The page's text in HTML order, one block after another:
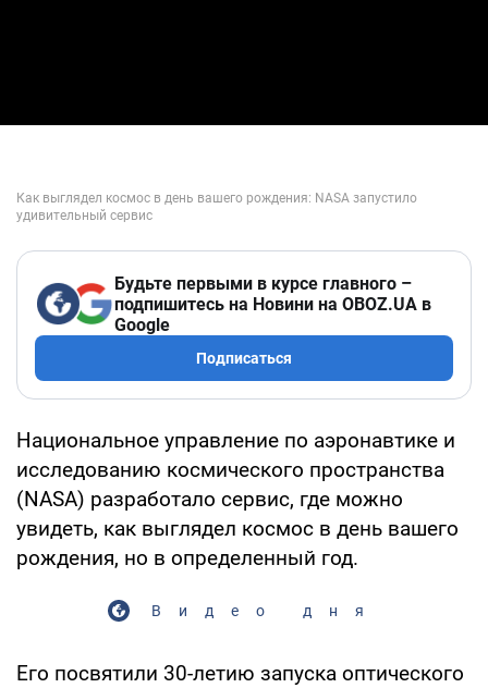
Будьте первыми в курсе главного –
подпишитесь на Новини на OBOZ.UA в
Google
Подписаться
Национальное управление по аэронавтике и
исследованию космического пространства
(NASA) разработало сервис, где можно
увидеть, как выглядел космос в день вашего
рождения, но в определенный год.
Видео дня
Его посвятили 30-летию запуска оптического